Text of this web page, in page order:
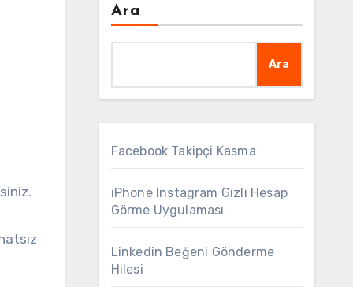
Ara
Ara
Facebook Takipçi Kasma
iPhone Instagram Gizli Hesap
Görme Uygulaması
Linkedin Beğeni Gönderme
Hilesi